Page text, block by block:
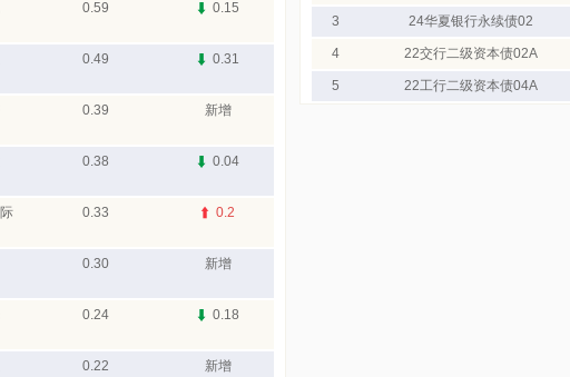
0.59 0.15
0.49 0.31
0.39 新增
0.38 0.04
0.33 0.2
0.30 新增
0.24 0.18
0.22 新增
3 24华夏银行永续债02
4 22交行二级资本债02A
5 22工行二级资本债04A